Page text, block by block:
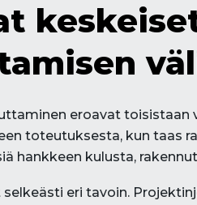
eroavat
toteutuksesta, kun taas
hankkeen kulusta,
eri tavoin.